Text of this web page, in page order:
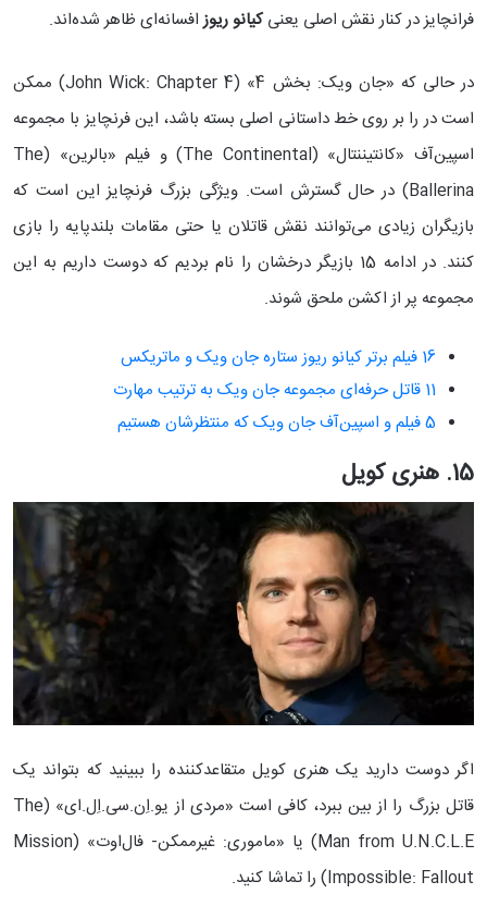
فرانچایز در کنار نقش اصلی یعنیکیانو ریوزافسانه‌ای ظاهر شده‌اند.
در حالی که «جان ویک: بخش 4» (John Wick: Chapter 4) ممکن
است در را بر روی خط داستانی اصلی بسته باشد، این فرنچایز با مجموعه
اسپین‌آف «کانتیننتال» (The Continental) و فیلم «بالرین» (The
Ballerina) در حال گسترش است. ویژگی بزرگ فرنچایز این است که
بازیگران زیادی می‌توانند نقش قاتلان یا حتی مقامات بلندپایه‌ را بازی
کنند. در ادامه 15 بازیگر درخشان را نام بردیم که دوست داریم به این
مجموعه پر از اکشن ملحق شوند.
16 فیلم برتر کیانو ریوز ستاره جان ویک و ماتریکس
11 قاتل حرفه‌ای مجموعه جان ویک به ترتیب مهارت
5 فیلم‌ و اسپین‌آف‌ جان ویک که منتظرشان هستیم
15. هنری کویل
اگر دوست دارید یک هنری کویل متقاعد‌کننده را ببینید که بتواند یک
قاتل بزرگ را از بین ببرد، کافی است «مردی از یو.اِن.سی.اِل.ای» (The
Man from U.N.C.L.E) یا «ماموری: غیرممکن- فال‌اوت» (Mission
Impossible: Fallout) را تماشا کنید.